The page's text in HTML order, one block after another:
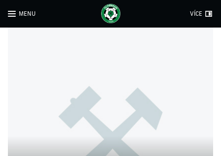
MENU VÍCE